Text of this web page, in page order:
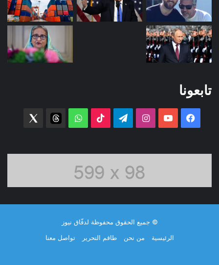
تابعونا
فيسبوك ‫YouTubeانستقرامتيلقرام ‫TikTok واتساب threads
© جميع الحقوق محفوظة لدفّاق نيوز
الرئيسية
من نحن طاقم التحرير تواصل معنا